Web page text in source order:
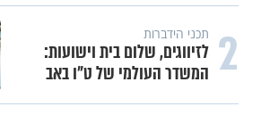
2 תכני הידברות
לזיווגים, שלום בית וישועות:
המשדר העולמי של ט"ו באב